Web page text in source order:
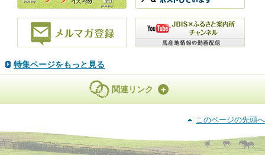
特集ページをもっと見る
関連リンク
このページの先頭へ